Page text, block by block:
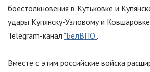
боестолкновения в Кутьковке и
удары Купянску-Узловому и
Telegram-канал "БелВПО".
Вместе с этим российские войска